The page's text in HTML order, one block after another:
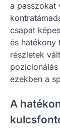
a passzokat
csapat
és hatékony
részletek
ezekben a
A